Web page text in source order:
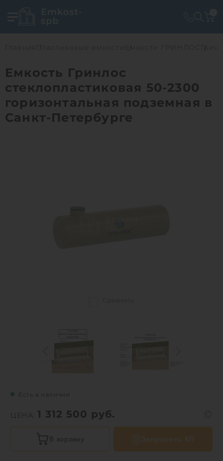
Емкость Гринлос
стеклопластиковая 50-2300
горизонтальная подземная в
Санкт-Петербурге
Есть в наличии
ЦЕНА: 1 312 500 руб.
В корзину